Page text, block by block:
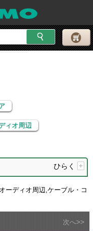
オ周辺
ィオ周辺
ひらく +
ーディオ周辺,ケーブル・コ
次へ>>